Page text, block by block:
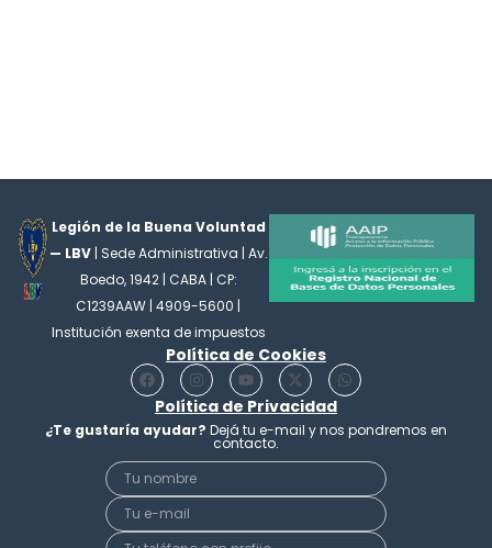
Legión de la Buena Voluntad
— LBV | Sede Administrativa | Av.
Boedo, 1942 | CABA | CP:
C1239AAW | 4909-5600 |
Institución exenta de impuestos
Política de Cookies
F
a
e
b
o
o
k
I
n
s
t
a
g
r
a
Y
o
u
t
u
b
X
-
t
w
i
t
e
W
h
t
s
a
p
Política de Privacidad
¿Te gustaría ayudar? Dejá tu e-mail y nos pondremos en
contacto.